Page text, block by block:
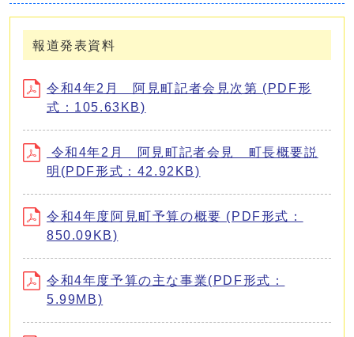
報道発表資料
令和4年2月 阿見町記者会見次第 (PDF形
式：105.63KB)
令和4年2月 阿見町記者会見 町長概要説
明(PDF形式：42.92KB)
令和4年度阿見町予算の概要 (PDF形式：
850.09KB)
令和4年度予算の主な事業(PDF形式：
5.99MB)